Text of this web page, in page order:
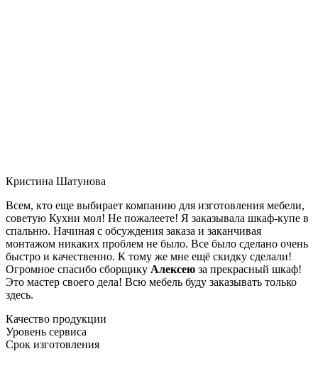
Кристина Шатунова
Всем, кто еще выбирает компанию для изготовления мебели,
советую Кухни мол! Не пожалеете! Я заказывала шкаф-купе в
спальню. Начиная с обсуждения заказа и заканчивая
монтажом никаких проблем не было. Все было сделано очень
быстро и качественно. К тому же мне ещё скидку сделали!
Огромное спасибо сборщику Алексею за прекрасный шкаф!
Это мастер своего дела! Всю мебель буду заказывать только
здесь.
Качество продукции
Уровень сервиса
Срок изготовления